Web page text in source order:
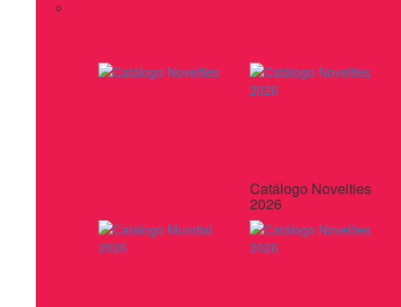
Catálogo Novelties
2026